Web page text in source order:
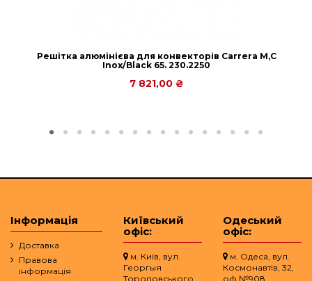
Решітка алюмінієва для конвекторів Carrera М,C
Inox/Black 65. 230.2250
7 821,00 ₴
Інформація
Доставка
Правова
інформація
Київський
офіс:
м. Київ, вул.
Георгыя
Тороповського
Одеський
офіс:
м. Одеса, вул.
Космонавтів, 32,
оф.№908